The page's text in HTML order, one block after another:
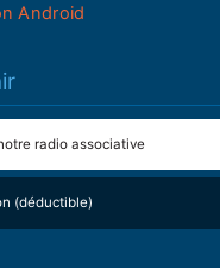
Android
radio associative
(déductible)